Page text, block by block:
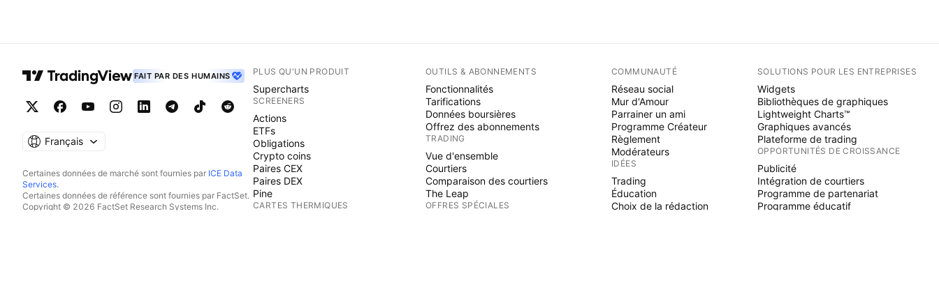
FAIT PAR DES HUMAINS
Français
Certaines données de marché sont fournies par ICE Data
Services.
Certaines données de référence sont fournies par FactSet.
Copyright © 2026 FactSet Research Systems Inc.
PLUS QU'UN PRODUIT
Supercharts
SCREENERS
Actions
ETFs
Obligations
Crypto coins
Paires CEX
Paires DEX
Pine
CARTES THERMIQUES
OUTILS & ABONNEMENTS
Fonctionnalités
Tarifications
Données boursières
Offrez des abonnements
TRADING
Vue d'ensemble
Courtiers
Comparaison des courtiers
The Leap
OFFRES SPÉCIALES
COMMUNAUTÉ
Réseau social
Mur d'Amour
Parrainer un ami
Programme Créateur
Règlement
Modérateurs
IDÉES
Trading
Éducation
Choix de la rédaction
SOLUTIONS POUR LES ENTREPRISES
Widgets
Bibliothèques de graphiques
Lightweight Charts™
Graphiques avancés
Plateforme de trading
OPPORTUNITÉS DE CROISSANCE
Publicité
Intégration de courtiers
Programme de partenariat
Programme éducatif